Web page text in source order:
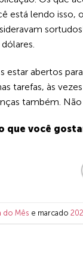
está lendo
estar abertos
tarefas, às
também.
que você
do Mês e marcado